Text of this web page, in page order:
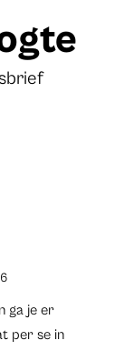
ga je er
per se in